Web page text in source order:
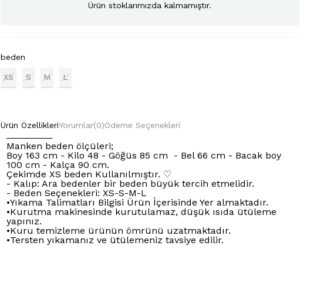
Ürün stoklarımızda kalmamıştır.
beden
XS S M L
Ürün ÖzellikleriYorumlar(0)Ödeme Seçenekleri
Manken beden ölçüleri;
Boy 163 cm - Kilo 48 - Göğüs 85 cm - Bel 66 cm - Bacak boy
100 cm - Kalça 90 cm.
Çekimde XS beden Kullanılmıştır. ♡
- Kalıp: Ara bedenler bir beden büyük tercih etmelidir.
- Beden Seçenekleri: XS-S-M-L
•Yıkama Talimatları Bilgisi Ürün İçerisinde Yer almaktadır.
•Kurutma makinesinde kurutulamaz, düşük ısıda ütüleme
yapınız.
•Kuru temizleme ürünün ömrünü uzatmaktadır.
•Tersten yıkamanız ve ütülemeniz tavsiye edilir.